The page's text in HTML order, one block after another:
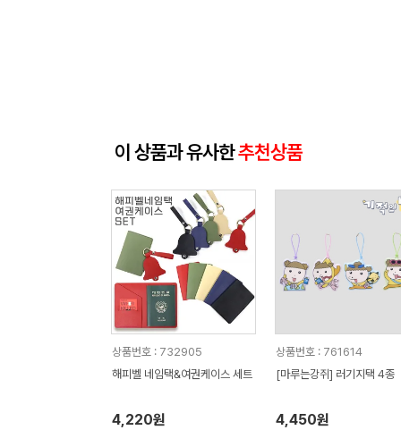
이 상품과 유사한추천상품
상품번호 : 732905
해피벨 네임택&여권케이스 세트
4,220원
상품번호 : 761614
[마루는강쥐] 러기지택 4종
4,450원